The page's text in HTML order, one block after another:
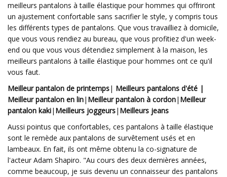
meilleurs pantalons à taille élastique pour hommes qui offriront
un ajustement confortable sans sacrifier le style, y compris tous
les différents types de pantalons. Que vous travailliez à domicile,
que vous vous rendiez au bureau, que vous profitiez d'un week-
end ou que vous vous détendiez simplement à la maison, les
meilleurs pantalons à taille élastique pour hommes ont ce qu'il
vous faut.
Meilleur pantalon de printemps| Meilleurs pantalons d'été |
Meilleur pantalon en lin| Meilleur pantalon à cordon| Meilleur
pantalon kaki| Meilleurs joggeurs| Meilleurs jeans
Aussi pointus que confortables, ces pantalons à taille élastique
sont le remède aux pantalons de survêtement usés et en
lambeaux. En fait, ils ont même obtenu la co-signature de
l'acteur Adam Shapiro. "Au cours des deux dernières années,
comme beaucoup, je suis devenu un connaisseur des pantalons